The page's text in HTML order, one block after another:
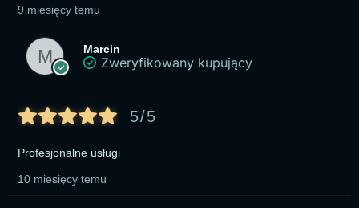
9 miesięcy temu
Marcin
Zweryfikowany kupujący
5/5
Profesjonalne usługi
10 miesięcy temu